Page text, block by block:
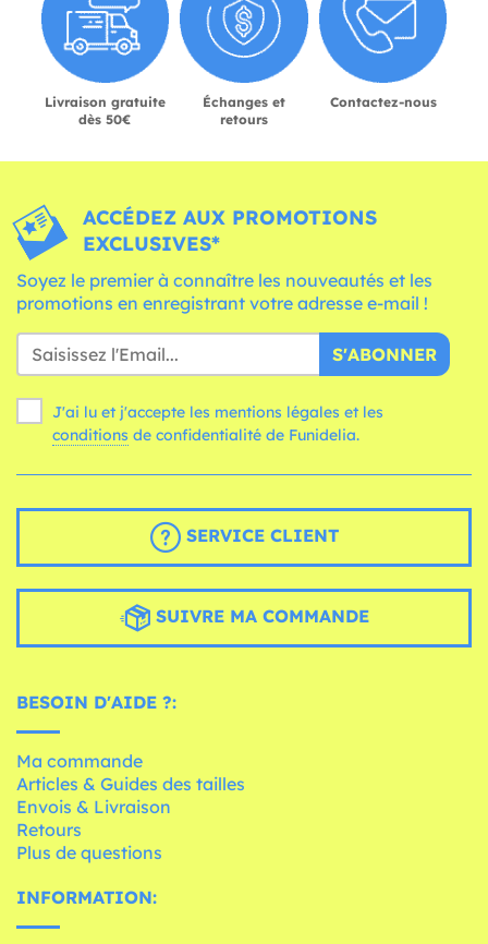
Livraison gratuite
dès 50€
Échanges et
retours
Contactez-nous
ACCÉDEZ AUX PROMOTIONS
EXCLUSIVES*
Soyez le premier à connaître les nouveautés et les
promotions en enregistrant votre adresse e-mail !
S'ABONNER
J'ai lu et j'accepte les mentions légales et les
conditions de confidentialité de Funidelia.
SERVICE CLIENT
SUIVRE MA COMMANDE
BESOIN D'AIDE ?:
Ma commande
Articles & Guides des tailles
Envois & Livraison
Retours
Plus de questions
INFORMATION: